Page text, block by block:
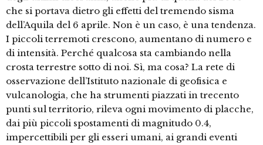
che si portava dietro gli effetti del tremendo sisma
dell’Aquila del 6 aprile. Non è un caso, è una tendenza.
I piccoli terremoti crescono, aumentano di numero e
di intensità. Perché qualcosa sta cambiando nella
crosta terrestre sotto di noi. Sì, ma cosa? La rete di
osservazione dell’Istituto nazionale di geofisica e
vulcanologia, che ha strumenti piazzati in trecento
punti sul territorio, rileva ogni movimento di placche,
dai più piccoli spostamenti di magnitudo 0.4,
impercettibili per gli esseri umani, ai grandi eventi